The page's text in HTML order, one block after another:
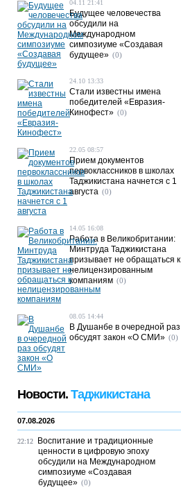
04.11 21:41
Будущее человечества
обсудили на
Международном
симпозиуме «Создавая
будущее» (0)
24.10 13:33
Стали известны имена
победителей «Евразия-
Кинофест» (0)
22.05 08:57
Прием документов
первоклассников в школах
Таджикистана начнется с 1
августа (0)
14.05 16:08
Работа в Великобритании:
Минтруда Таджикистана
призывает не обращаться к
нелицензированным
компаниям (0)
08.05 14:44
В Душанбе в очередной раз
обсудят закон «О СМИ» (0)
Новости. Таджикистана
07.08.2026
22:12
Воспитание и традиционные
ценности в цифровую эпоху
обсудили на Международном
симпозиуме «Создавая
будущее» (0)